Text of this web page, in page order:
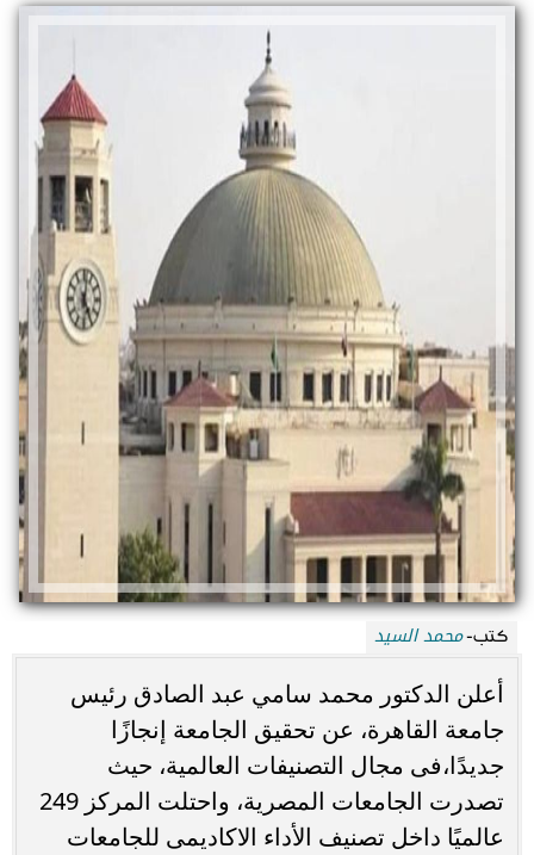
كتب-محمد السيد
أعلن الدكتور محمد سامي عبد الصادق رئيس
جامعة القاهرة، عن تحقيق الجامعة إنجازًا
جديدًا،فى مجال التصنيفات العالمية، حيث
تصدرت الجامعات المصرية، واحتلت المركز 249
عالميًا داخل تصنيف الأداء الاكاديمى للجامعات